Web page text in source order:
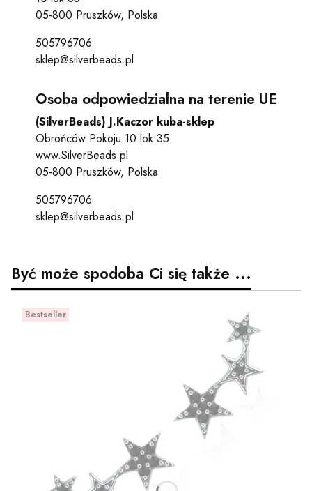
05-800 Pruszków, Polska
505796706
sklep@silverbeads.pl
Osoba odpowiedzialna na terenie UE
(SilverBeads) J.Kaczor kuba-sklep
Obrońców Pokoju 10 lok 35
www.SilverBeads.pl
05-800 Pruszków, Polska
505796706
sklep@silverbeads.pl
Być może spodoba Ci się także ...
Bestseller